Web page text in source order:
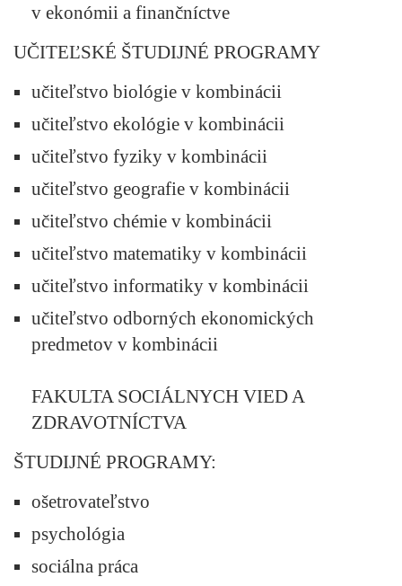
v ekonómii a finančníctve
UČITEĽSKÉ ŠTUDIJNÉ PROGRAMY
učiteľstvo biológie v kombinácii
učiteľstvo ekológie v kombinácii
učiteľstvo fyziky v kombinácii
učiteľstvo geografie v kombinácii
učiteľstvo chémie v kombinácii
učiteľstvo matematiky v kombinácii
učiteľstvo informatiky v kombinácii
učiteľstvo odborných ekonomických
predmetov v kombinácii
FAKULTA SOCIÁLNYCH VIED A
ZDRAVOTNÍCTVA
ŠTUDIJNÉ PROGRAMY:
ošetrovateľstvo
psychológia
sociálna práca